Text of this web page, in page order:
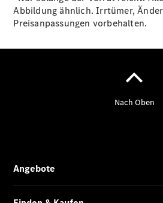
Vito Mixto
Vito Tourer
Tourer -
eCitan
Abbildung ähnlich. Irrtümer,
Preisanpassungen vorbehalten.